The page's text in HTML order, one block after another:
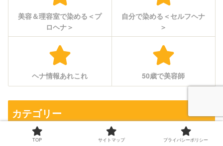
美容＆理容室で染める＜プ
ロヘナ＞
自分で染める＜セルフヘナ
＞
ヘナ情報あれこれ 50歳で美容師
カテゴリー
TOP サイトマップ プライバシーポリシー